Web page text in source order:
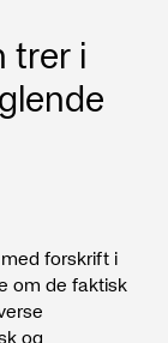
trer i
forskrift i
om de faktisk
og